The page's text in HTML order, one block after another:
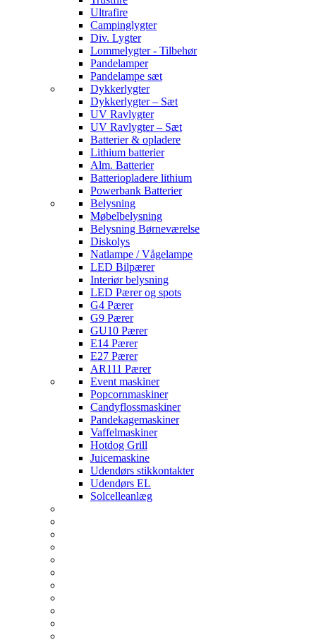
Ultrafire
Campinglygter
Div. Lygter
Lommelygter - Tilbehør
Pandelamper
Pandelampe sæt
Dykkerlygter
Dykkerlygter – Sæt
UV Ravlygter
UV Ravlygter – Sæt
Batterier & opladere
Lithium batterier
Alm. Batterier
Batteriopladere lithium
Powerbank Batterier
Belysning
Møbelbelysning
Belysning Børneværelse
Diskolys
Natlampe / Vågelampe
LED Bilpærer
Interiør belysning
LED Pærer og spots
G4 Pærer
G9 Pærer
GU10 Pærer
E14 Pærer
E27 Pærer
AR111 Pærer
Event maskiner
Popcornmaskiner
Candyflossmaskiner
Pandekagemaskiner
Vaffelmaskiner
Hotdog Grill
Juicemaskine
Udendørs stikkontakter
Udendørs EL
Solcelleanlæg